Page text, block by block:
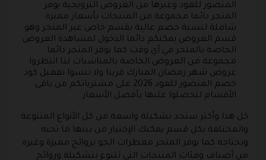
المنصور للعود وغيرها من العروض الترويجية يوفر
المتجر دائما مجموعة من المنتجات بأسعار مميزة
شاملة لنسبة خصم عالية بقسم خاص عبر المتجر وهو
قسم العروض يمكنكم دائما الدخول لمشاهدة العروض
الخاصة بالمتجر في أي وقت كما يوفر المتجر دائما
مجموعة من العروض الخاصة بالمناسبات لذا انتظروا
عروض شهر رمضان المبارك قريبا ولا تنسوا تفعيل كود
خصم المنصور للعود 2026 على مشترياتكم من باقي
الأقسام لتحصلوا عليها بأفضل الأسعار.
كل هذا وأكثر ستجد تشكيلة واسعة من كل الأنواع المتنوعة
والمختلفة بكل قسم يمكنك الإختيار من بينها ما تحبه
وتحتاجه كما يوفر المتجر معطرات الجو بروائح مميزة وغيره
من أصناف وفئات المنتجات التي تتنوع بتشكيلة وروائح